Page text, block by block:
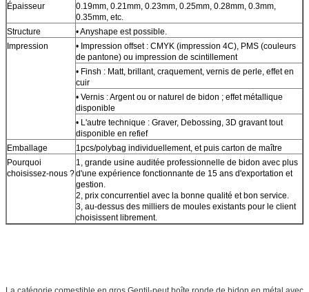
Épaisseur
0.19mm, 0.21mm, 0.23mm, 0.25mm, 0.28mm, 0.3mm,
0.35mm, etc.
Structure
• Anyshape est possible.
Impression
• Impression offset : CMYK (impression 4C), PMS (couleurs
de pantone) ou impression de scintillement
• Finsh : Matt, brillant, craquement, vernis de perle, effet en
cuir
• Vernis : Argent ou or naturel de bidon ; effet métallique
disponible
• L'autre technique : Graver, Debossing, 3D gravant tout
disponible en refief
Emballage
1pcs/polybag individuellement, et puis carton de maître
Pourquoi
choisissez-nous ?
1, grande usine auditée professionnelle de bidon avec plus
d'une expérience fonctionnante de 15 ans d'exportation et
gestion.
2, prix concurrentiel avec la bonne qualité et bon service.
3, au-dessus des milliers de moules existants pour le client
choisissent librement.